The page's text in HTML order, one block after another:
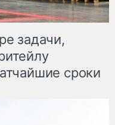
задачи,
сроки